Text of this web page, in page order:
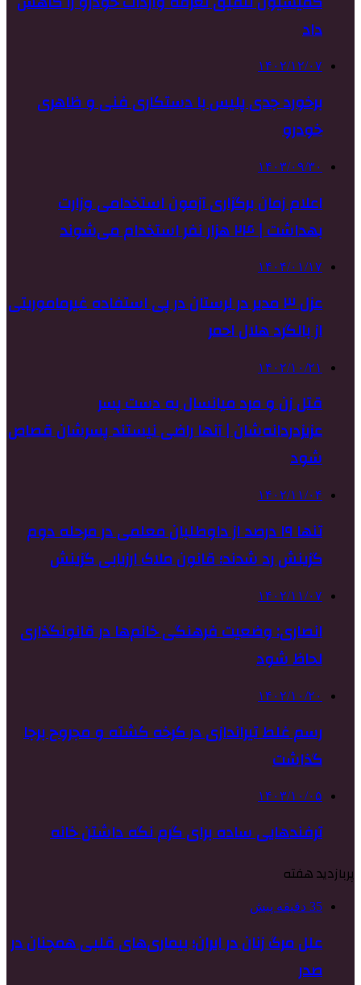
داد
۱۴۰۲/۱۲/۰۷
برخورد جدی پلیس با دستکاری فنی و ظاهری
خودرو
۱۴۰۳/۰۹/۳۰
اعلام زمان برگزاری آزمون استخدامی وزارت
بهداشت | ۲۴ هزار نفر استخدام می‌شوند
۱۴۰۴/۰۱/۱۷
عزل ۳ مدیر در لرستان در پی استفاده غیرماموریتی
از بالگرد هلال احمر
۱۴۰۲/۱۰/۲۱
قتل زن و مرد میانسال به دست پسر
عزیزدردانه‌شان | آنها راضی نیستند پسرشان قصاص
شود
۱۴۰۲/۱۱/۰۴
تنها ۱۹ درصد از داوطلبان معلمی در مرحله دوم
گزینش رد شدند؛ قانون ملاک ارزیابی گزینش
۱۴۰۲/۱۱/۰۷
انصاری: وضعیت فرهنگی خانم‌ها در قانونگذاری
لحاظ شود
۱۴۰۲/۱۰/۲۰
رسم غلط تیراندازی در کرخه کشته و مجروح برجا
گذاشت
۱۴۰۳/۱۰/۰۵
ترفندهایی ساده برای گرم نگه داشتن خانه
پربازدید هفته
35 دقیقه پیش
علل مرگ زنان در ایران؛ بیماری‌های قلبی همچنان در
صدر